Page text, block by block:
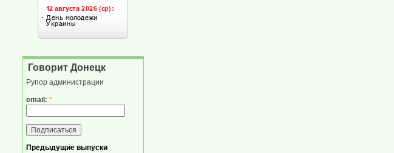
Говорит Донецк
Рупор администрации
email: *
Предыдущие выпуски